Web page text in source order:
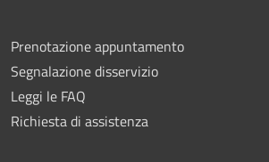
Prenotazione appuntamento
Segnalazione disservizio
Leggi le FAQ
Richiesta di assistenza